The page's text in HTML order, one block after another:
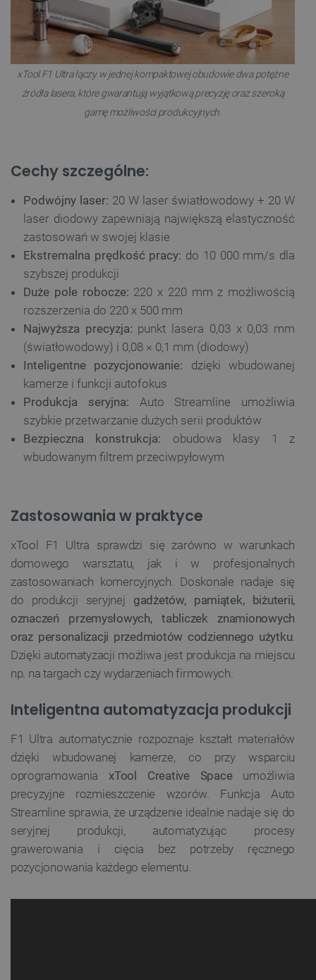
xTool F1 Ultra łączy w jednej kompaktowej obudowie dwa potężne
źródła lasera, które gwarantują wyjątkową precyzję oraz szeroką
gamę możliwości produkcyjnych.
Cechy szczególne:
Podwójny laser: 20 W laser światłowodowy + 20 W
laser diodowy zapewniają największą elastyczność
zastosowań w swojej klasie
Ekstremalna prędkość pracy: do 10 000 mm/s dla
szybszej produkcji
Duże pole robocze: 220 x 220 mm z możliwością
rozszerzenia do 220 x 500 mm
Najwyższa precyzja: punkt lasera 0,03 x 0,03 mm
(światłowodowy) i 0,08 × 0,1 mm (diodowy)
Inteligentne pozycjonowanie: dzięki wbudowanej
kamerze i funkcji autofokus
Produkcja seryjna: Auto Streamline umożliwia
szybkie przetwarzanie dużych serii produktów
Bezpieczna konstrukcja: obudowa klasy 1 z
wbudowanym filtrem przeciwpyłowym
Zastosowania w praktyce
xTool F1 Ultra sprawdzi się zarówno w warunkach
domowego warsztatu, jak i w profesjonalnych
zastosowaniach komercyjnych. Doskonale nadaje się
do produkcji seryjnej gadżetów, pamiątek, biżuterii,
oznaczeń przemysłowych, tabliczek znamionowych
oraz personalizacji przedmiotów codziennego użytku
Dzięki automatyzacji możliwa jest produkcja na miejscu
np. na targach czy wydarzeniach firmowych.
Inteligentna automatyzacja produkcji
F1 Ultra automatycznie rozpoznaje kształt materiałów
dzięki wbudowanej kamerze, co przy wsparciu
oprogramowania xTool Creative Spaceumożliwia
precyzyjne rozmieszczenie wzorów. Funkcja Auto
Streamline sprawia, że urządzenie idealnie nadaje się do
seryjnej produkcji, automatyzując procesy
grawerowania i cięcia bez potrzeby ręcznego
pozycjonowania każdego elementu.